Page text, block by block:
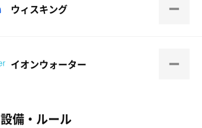
ウィスキング
イオンウォーター
設備・ルール